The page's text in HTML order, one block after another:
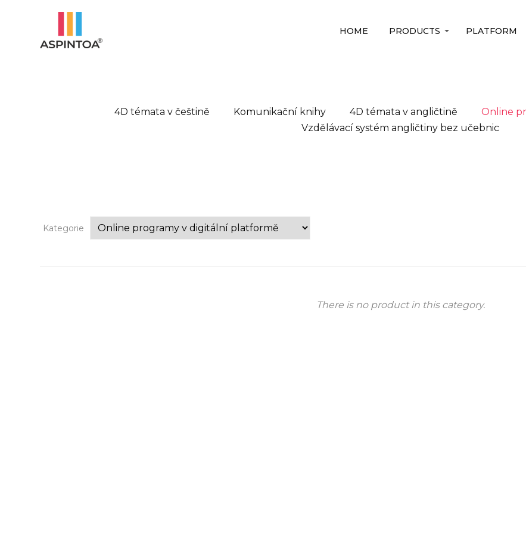
HOME PRODUCTS PLATFORM
4D témata v češtině Komunikační knihy 4D témata v angličtině
Online
Vzdělávací systém angličtiny bez učebnic
Kategorie
There is no product in this category.